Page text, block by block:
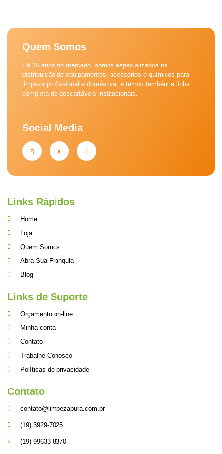
Quem Somos
Há 15 anos no mercado, somos especializados na
distribuição de equipamentos, acessórios e químicos para
limpeza profissional e doméstica, e temos também a linha
completa de descartáveis institucionais.
Social Media
Links Rápidos
Home
Loja
Quem Somos
Abra Sua Franquia
Blog
Links de Suporte
Orçamento on-line
Minha conta
Contato
Trabalhe Conosco
Políticas de privacidade
Contato
contato@limpezapura.com.br
(19) 3929-7025
(19) 99633-8370